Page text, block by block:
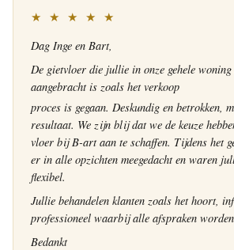
★ ★ ★ ★ ★
Dag Inge en Bart,
De gietvloer die jullie in onze gehele woning
aangebracht is zoals het verkoop
proces is gegaan. Deskundig en betrokken,
resultaat. We zijn blij dat we de keuze
vloer bij B-art aan te schaffen. Tijdens het
er in alle opzichten meegedacht en waren
flexibel.
Jullie behandelen klanten zoals het hoort,
professioneel waarbij alle afspraken worden
Bedankt